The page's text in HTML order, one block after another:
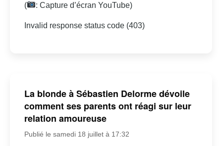
(
: Capture d’écran YouTube)
Invalid response status code (403)
La blonde à Sébastien Delorme dévoile
comment ses parents ont réagi sur leur
relation amoureuse
Publié le samedi 18 juillet à 17:32